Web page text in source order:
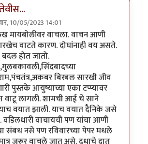
10/05/2023 14:01
मायबोलीवर वाचला. वाचन आणी
वाटते कारण. दोघांनाही वय असते.
बदल होत जातो.
बिरबल सारखी जीव
पुस्तके आयुष्याच्या एका टप्प्यावर
वाटू लागली. शामची आई चे साने
वयात झाली. याच वयात दैनिके जसे
वाचायची पण यांचा आणी
संबध नसे पण रविवारच्या पेपर मधले